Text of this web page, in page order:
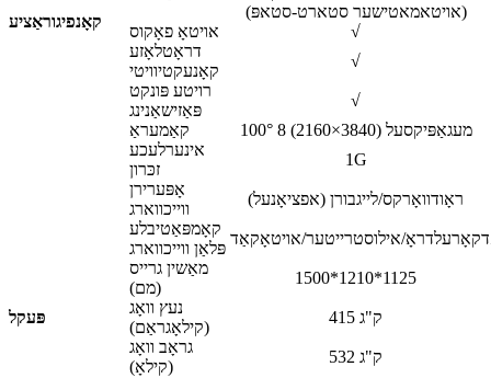
קאָנפיגוראַציע
(אויטאמאטישער סטארט-סטאפּ)
אויטאָ פאָקוס
√
דראָטלאָזע
קאָנעקטיוויטי
√
רויטע פּונקט
פּאַזישאַנינג
√
קאַמעראַ
100° 8 מעגאַפּיקסעל (3840×2160)
אינערלעכע
זכּרון
1G
אָפּערירן
ווייכווארג
ראָודוואָרקס/לייגבורן (אפציאָנעל)
קאָמפּאַטיבלע
פּלאַן ווייכווארג
קאָרעלדראָ/אילוסטרייטער/אויטאָקאַד
פּעקל
מאַשין גרייס
(מם)
1500*1210*1125
נעץ וואָג
(קילאָגראַם)
415 ק"ג
גראָב וואָג
(קילאָ)
532 ק"ג